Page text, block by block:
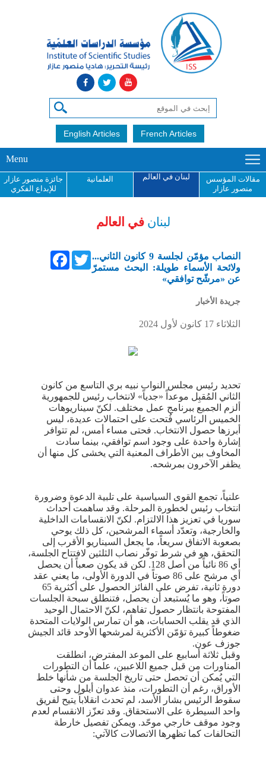
English Articles French Articles
Menu
مقالات المؤسس
منصور عازار
لبنان في العالم العلمانية
جائزة منصور عازار
للإبداع الفكري
لبنان في العالم
FacebookTwitterالنصاب مؤمّن لجلسة 9 كانون الثاني...
ولائحة الأسماء طويلة: البحث مستمرّ
عن «مرشّح توافقي»
جريدة الأخبار
الثلاثاء 17 كانون لأول 2024
تحديد رئيس مجلس النواب نبيه بري التاسع من كانون
الثاني المُقبِل موعداً «جدياً» لانتخاب رئيس للجمهورية
ألزم الجميع ببرنامج عمل مختلف. لكنّ سيناريوهات
الخميس الرئاسي فُتحت على احتمالات عديدة، ليس
أبرزها حصول الانتخاب. فحتى مساء أمس، لم تتوافر
إشارة واحدة على وجود اسم توافقي، بينما سادت
المخاوف بين الأطراف المعنية التي يخشى كل منها أن
يظفر الآخرون بمرشحه.
علنياً، تجمع القوى السياسية على تلبية الدعوة وضرورة
انتخاب رئيس لخطورة المرحلة. وقد ساهمت أحداث
سوريا في تعزيز هذا الالتزام. لكنّ الانقسامات الداخلية
والخارجية، وتعدّد أسماء المرشحين، كل ذلك يوحي
بصعوبة الاتفاق سريعاً، ما يجعل السيناريو الأقرب إلى
التحقق، هو في شرط توفّر نصاب الثلثين لافتتاح الجلسة،
أي 86 نائباً من أصل 128. لكن قد يكون صعباً أن يحصل
أي مرشح على 86 صوتاً في الدورة الأولى، ما يعني عقد
دورة ثانية، تفرض على الفائز الحصول على أكثرية 65
صوتاً، وهو ما يُستبعد أن يحصل، فتنطلق سبحة الجلسات
المفتوحة بانتظار حصول تفاهم، لكنّ الاحتمال الوحيد
الذي قد يقلب الحسابات، هو أن تمارس الولايات المتحدة
ضغوطاً كبيرة تؤمّن الأكثرية لمرشحها الأوحد قائد الجيش
جوزف عون.
وقبل ثلاثة أسابيع على الموعد المفترض، انطلقت
المناورات من قبل جميع اللاعبين، علماً أن التطورات
التي يُمكن أن تحصل حتى تاريخ الجلسة من شأنها خلط
الأوراق، رغم أن التطورات، منذ عدوان أيلول وحتى
سقوط الرئيس بشار الأسد، لم تحدث انقلاباً يتيح لفريق
واحد السيطرة على الاستحقاق. وقد تعزّز الانقسام لعدم
وجود موقف خارجي موحّد. ويمكن تفصيل خارطة
التحالفات كما تظهرها الاتصالات كالآتي: